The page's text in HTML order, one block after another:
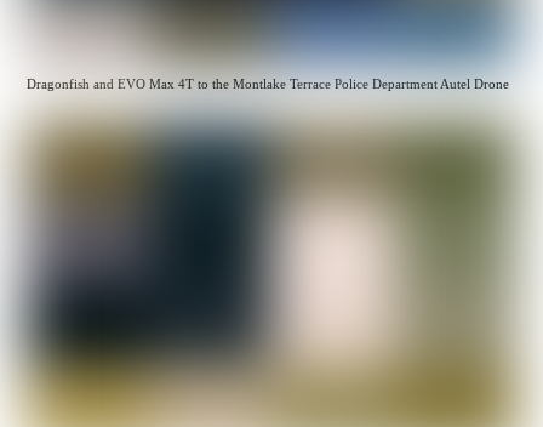
Dragonfish and EVO Max 4T to the Montlake Terrace Police Department Autel Drone